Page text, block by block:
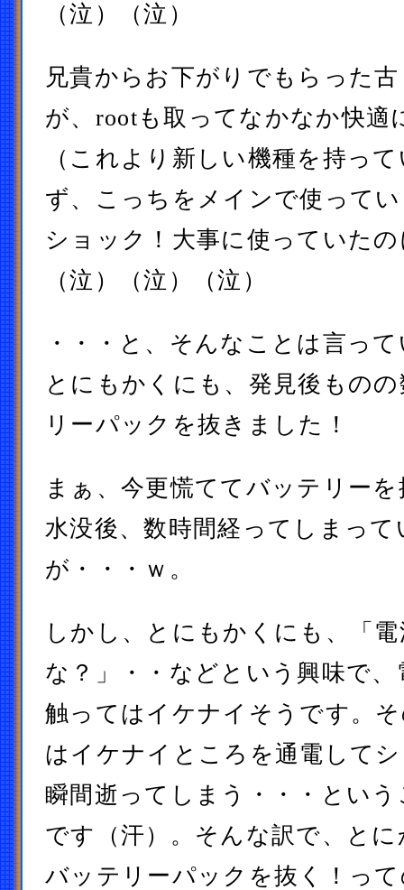
（泣）（泣）
兄貴からお下がりでもらった
が、rootも取ってなかなか快適
（これより新しい機種を持っ
ず、こっちをメインで使って
ショック！大事に使っていた
（泣）（泣）（泣）
・・・と、そんなことは言っ
とにもかくにも、発見後もの
リーパックを抜きました！
まぁ、今更慌ててバッテリー
水没後、数時間経ってしまっ
が・・・ｗ。
しかし、とにもかくにも、「
な？」・・などという興味で
触ってはイケナイそうです。
はイケナイところを通電して
瞬間逝ってしまう・・・とい
です（汗）。そんな訳で、と
バッテリーパックを抜く！っ